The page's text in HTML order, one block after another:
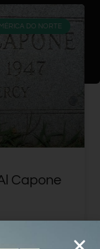
DO NORTE
Capone